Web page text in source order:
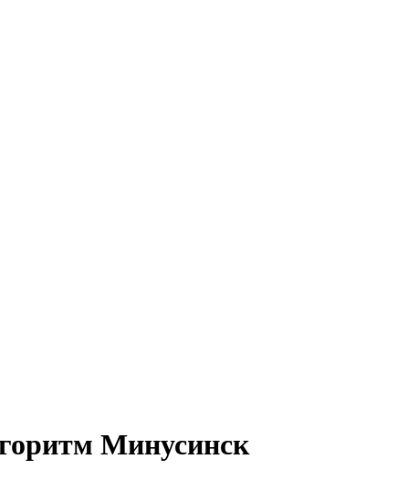
Минусинск